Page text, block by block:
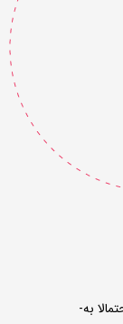
نمی­دونم چقدر با زبان عربی آشنا هستین، ولی احتمالا به­